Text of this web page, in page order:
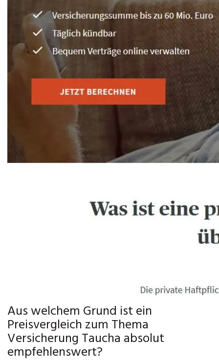
Aus welchem Grund ist ein
Preisvergleich zum Thema
Versicherung Taucha absolut
empfehlenswert?